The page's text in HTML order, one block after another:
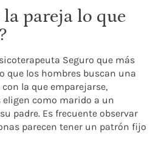
la pareja lo que
Seguro que más
que los hombres buscan una
la que emparejarse,
como marido a un
padre. Es frecuente observar
parecen tener un patrón fijo